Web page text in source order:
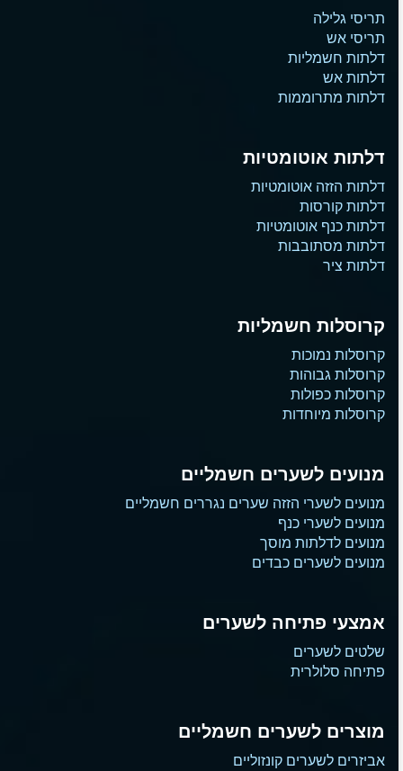
תריסי גלילה
תריסי אש
דלתות חשמליות
דלתות אש
דלתות מתרוממות
דלתות אוטומטיות
דלתות הזזה אוטומטיות
דלתות קורסות
דלתות כנף אוטומטיות
דלתות מסתובבות
דלתות ציר
קרוסלות חשמליות
קרוסלות נמוכות
קרוסלות גבוהות
קרוסלות כפולות
קרוסלות מיוחדות
מנועים לשערים חשמליים
מנועים לשערי הזזה שערים נגררים חשמליים
מנועים לשערי כנף
מנועים לדלתות מוסך
מנועים לשערים כבדים
אמצעי פתיחה לשערים
שלטים לשערים
פתיחה סלולרית
מוצרים לשערים חשמליים
אביזרים לשערים קונזוליים